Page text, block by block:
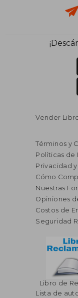
Vender
Términos y
Políticas de
Privacidad
Cómo
Nuestras
Opiniones
Costos de
Seguridad
Libro de
Lista de